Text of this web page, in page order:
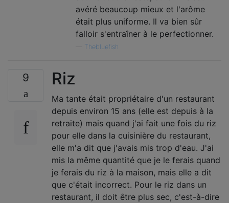
avéré beaucoup mieux et l'arôme
était plus uniforme. Il va bien sûr
falloir s'entraîner à le perfectionner.
Thebluefish
9 Riz
Ma tante était propriétaire d'un restaurant
depuis environ 15 ans (elle est depuis à la
retraite) mais quand j'ai fait une fois du riz
pour elle dans la cuisinière du restaurant,
elle m'a dit que j'avais mis trop d'eau. J'ai
mis la même quantité que je le ferais quand
je ferais du riz à la maison, mais elle a dit
que c'était incorrect. Pour le riz dans un
restaurant, il doit être plus sec, c'est-à-dire